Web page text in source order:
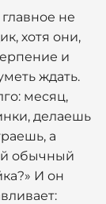
не
хотя они,
и
ждать.
месяц,
делаешь
а
обычный
И он